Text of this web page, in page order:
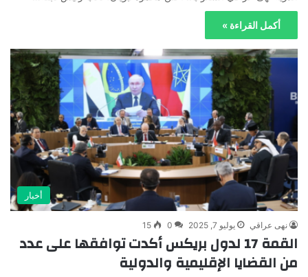
أكمل القراءة »
أخبار
نهى عراقي يوليو 7, 2025 0
15
القمة 17 لدول بريكس أكدت توافقها على عدد
من القضايا الإقليمية والدولية